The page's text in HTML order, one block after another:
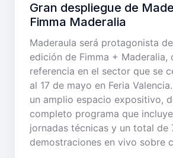
Gran despliegue de
Fimma Maderalia
Maderaula será protagonista
edición de Fimma + Maderalia,
referencia en el sector que se
al 17 de mayo en Feria
un amplio espacio expositivo,
completo programa que
jornadas técnicas y un total de
demostraciones en vivo sobre